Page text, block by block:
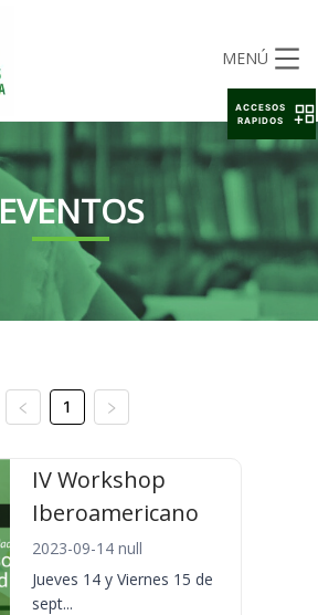
MENÚ
EVENTOS
1
IV Workshop
Iberoamericano
2023-09-14 null
Jueves 14 y Viernes 15 de
sept...
ACCESOS
RAPIDOS